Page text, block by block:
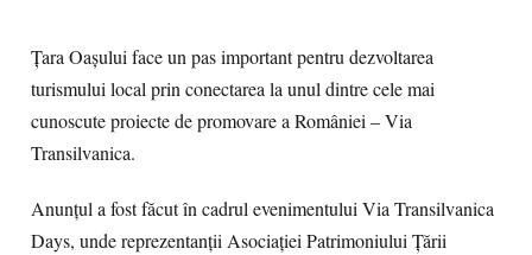
Țara Oașului face un pas important pentru dezvoltarea
turismului local prin conectarea la unul dintre cele mai
cunoscute proiecte de promovare a României – Via
Transilvanica.
Anunțul a fost făcut în cadrul evenimentului Via Transilvanica
Days, unde reprezentanții Asociației Patrimoniului Țării